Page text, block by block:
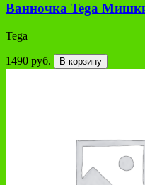
Ванночка Tega
Tega
1490 руб. В корзину